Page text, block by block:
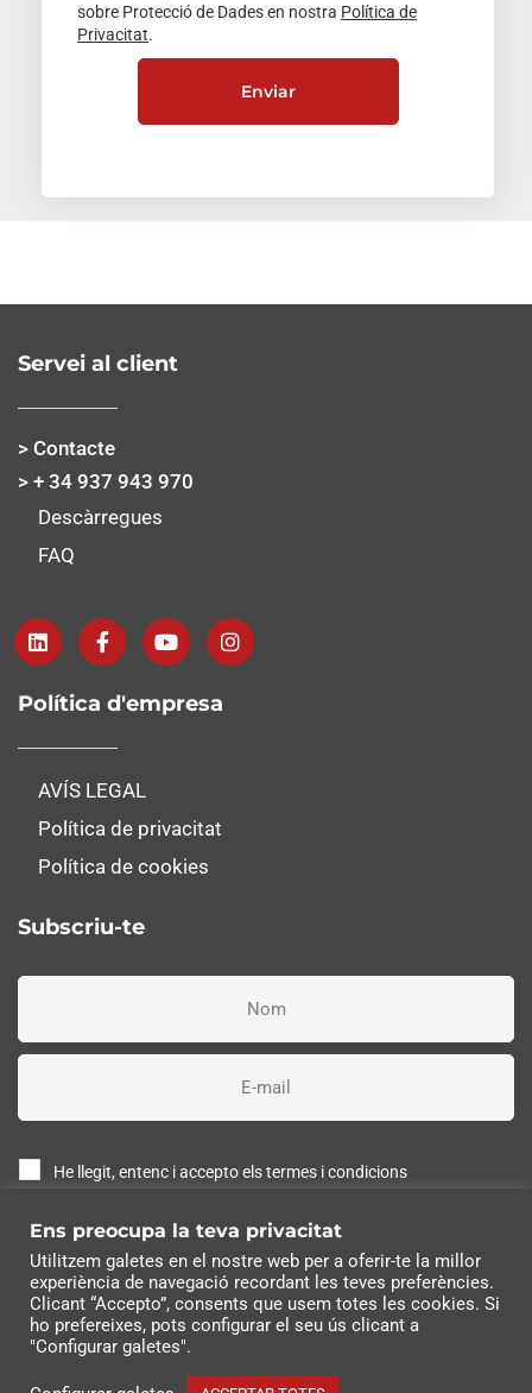
sobre Protecció de Dades en nostra Política de
Privacitat.
Servei al client
> Contacte
> + 34 937 943 970
Descàrregues
FAQ
Política d'empresa
AVÍS LEGAL
Política de privacitat
Política de cookies
Subscriu-te
He llegit, entenc i accepto els termes i condicions
Subscriure'm ara
© 2022 Industrias Eléctricas Soler, S.A | Tots els drets
reservats
Ens preocupa la teva privacitat
Utilitzem galetes en el nostre web per a oferir-te la millor
experiència de navegació recordant les teves preferències.
Clicant “Accepto”, consents que usem totes les cookies. Si
ho prefereixes, pots configurar el seu ús clicant a
"Configurar galetes".